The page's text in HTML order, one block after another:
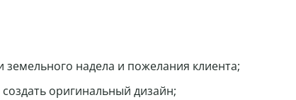
надела и пожелания клиента;
оригинальный дизайн;